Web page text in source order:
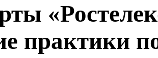
практики